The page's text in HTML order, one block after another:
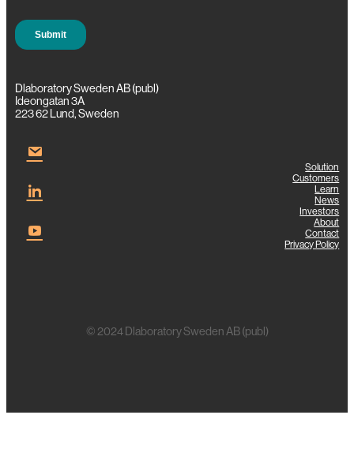
Dlaboratory Sweden AB (publ)
Ideongatan 3A
223 62 Lund, Sweden
Solution
Customers
Learn
News
Investors
About
Contact
Privacy Policy
© 2024 Dlaboratory Sweden AB (publ)